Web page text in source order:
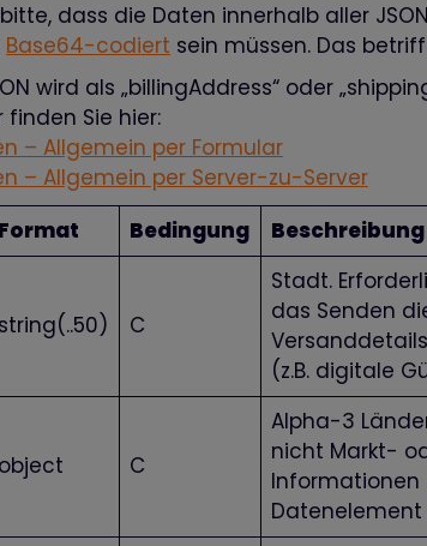
dass die Daten innerhalb aller
Base64-codiert sein müssen. Das
wird als „billingAddress“ oder
Sie hier:
– Allgemein per Formular
– Allgemein per Server-zu-Server
Format Bedingung Beschreibung
string(..50) C
Stadt.
das Senden
(z.B. digitale
object C
Alpha-3
nicht Markt-
Informationen
Datenelement